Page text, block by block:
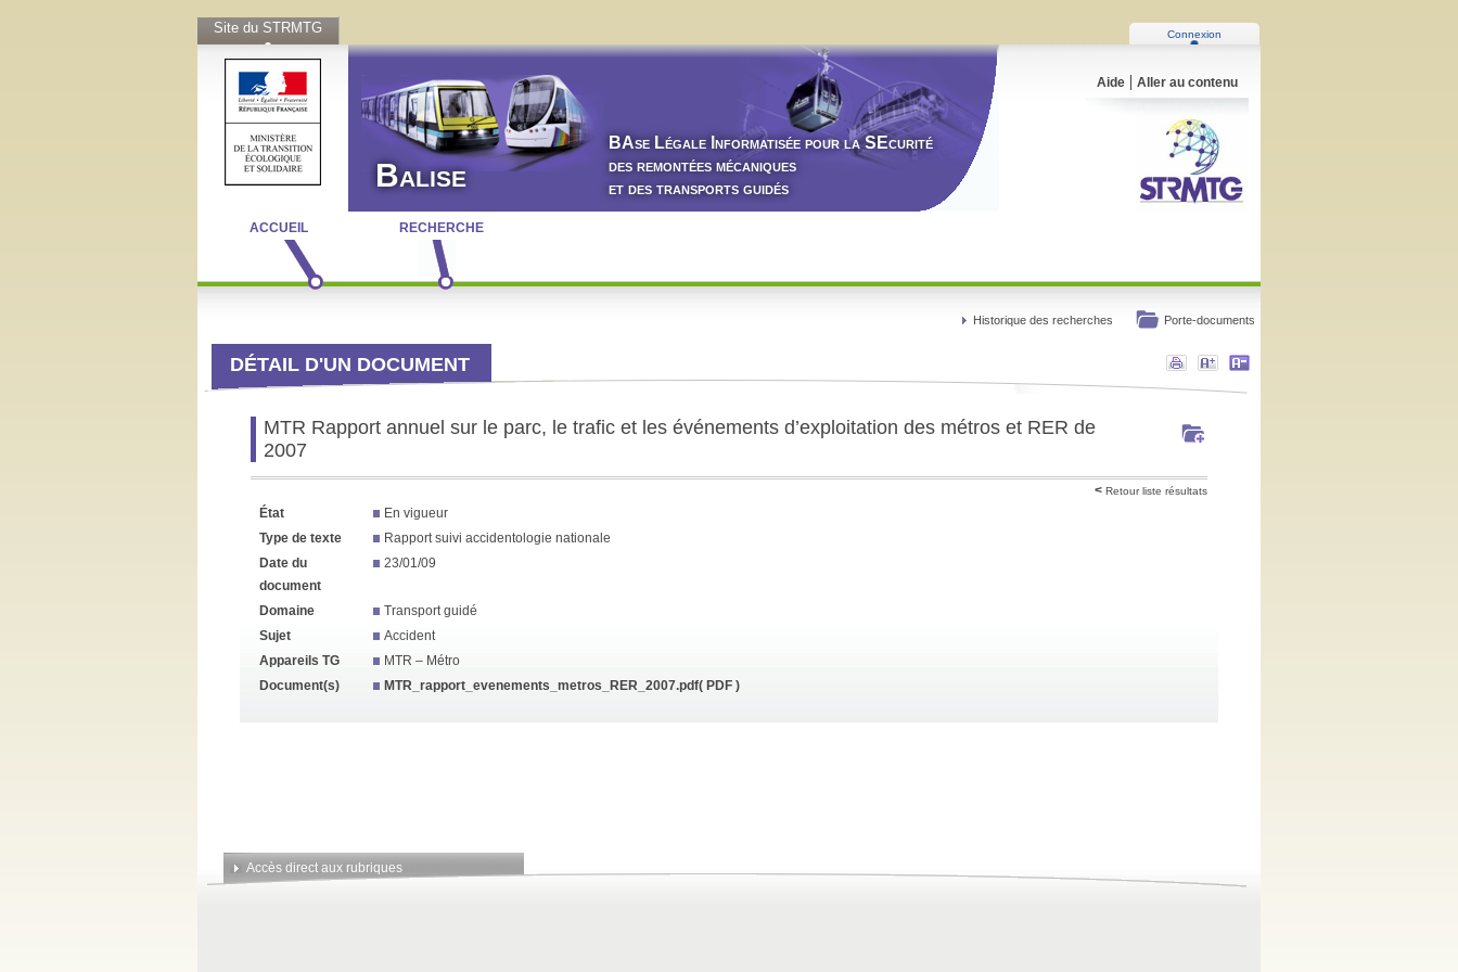
Site du STRMTG Connexion
Balise
BAse Légale Informatisée pour laSEcurité
des remontées mécaniques
et des transports guidés
Aide Aller au contenu
ACCUEIL RECHERCHE
Porte-documents
Historique des recherches
DÉTAIL D'UN DOCUMENT
MTR Rapport annuel sur le parc, le trafic et les événements d’exploitation des métros et RER de
2007
Retour liste résultats
État
En vigueur
Type de texte
Rapport suivi accidentologie nationale
Date du
document
23/01/09
Domaine
Transport guidé
Sujet
Accident
Appareils TG
MTR – Métro
Document(s)
MTR_rapport_evenements_metros_RER_2007.pdf( PDF )
Accès direct aux rubriques